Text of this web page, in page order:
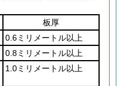
板厚
0.6ミリメートル以上
0.8ミリメートル以上
1.0ミリメートル以上